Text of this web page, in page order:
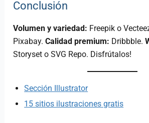
Conclusión
Volumen y variedad: Freepik o
Pixabay.Calidad premium: Dribbble.
Storyset o SVG Repo. Disfrútalos!
Sección Illustrator
15 sitios ilustraciones gratis